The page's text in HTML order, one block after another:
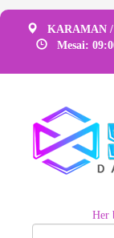
KARAMAN /
Mesai:
Her